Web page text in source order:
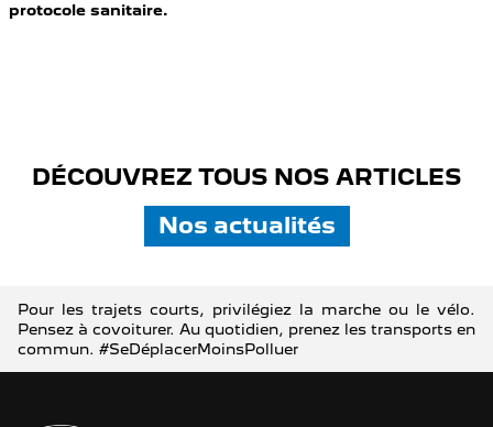
protocole sanitaire.
DÉCOUVREZ TOUS NOS ARTICLES
Nos actualités
Pour les trajets courts, privilégiez la marche ou le vélo.
Pensez à covoiturer. Au quotidien, prenez les transports en
commun. #SeDéplacerMoinsPolluer